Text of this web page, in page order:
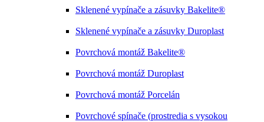
Sklenené vypínače a zásuvky Bakelite®
Sklenené vypínače a zásuvky Duroplast
Povrchová montáž Bakelite®
Povrchová montáž Duroplast
Povrchová montáž Porcelán
Povrchové spínače (prostredia s vysokou